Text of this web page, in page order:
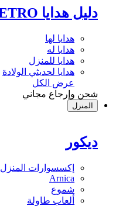
دليل هدايا ETRO
هدايا لها
هدايا له
هدايا للمنزل
هدايا لحديثي الولادة
عرض الكل
شحن وإرجاع مجاني
المنزل
ديكور
إكسسوارات المنزل
Arnica
شموع
ألعاب طاولة